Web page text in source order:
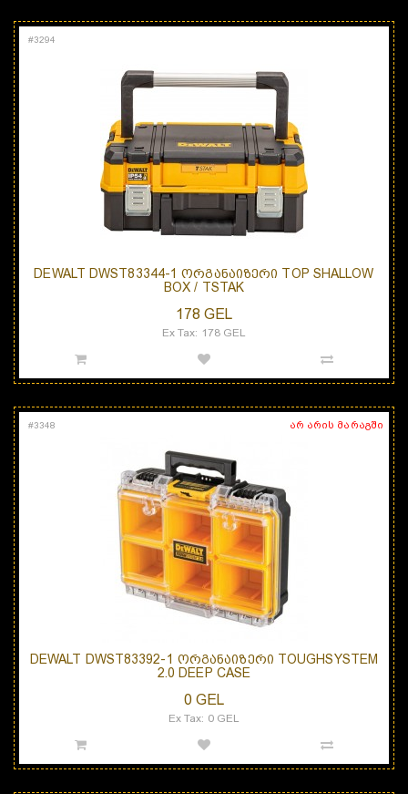
#3294
DEWALT DWST83344-1 ᲝᲠᲒᲐᲜᲐᲘᲖᲔᲠᲘ TOP SHALLOW
BOX / TSTAK
178 GEL
Ex Tax: 178 GEL
არ არის მარაგში
#3348
DEWALT DWST83392-1 ᲝᲠᲒᲐᲜᲐᲘᲖᲔᲠᲘ TOUGHSYSTEM
2.0 DEEP CASE
0 GEL
Ex Tax: 0 GEL